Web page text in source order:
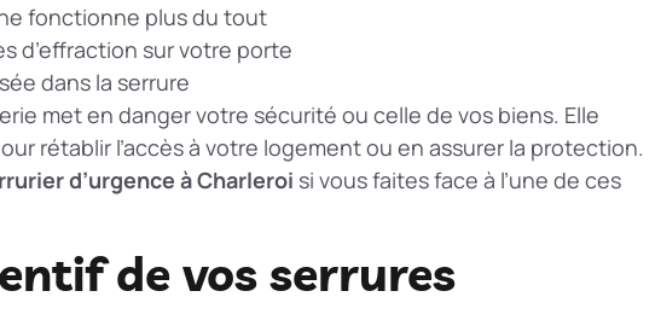
fonctionne plus du tout
d’effraction sur votre porte
dans la serrure
met en danger votre sécurité ou celle de vos biens. Elle
rétablir l’accès à votre logement ou en assurer la protection.
d’urgence à Charleroi si vous faites face à l’une de ces
de vos serrures